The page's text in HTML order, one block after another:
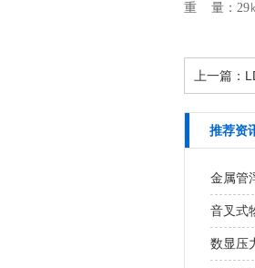
重 量：29
上一篇：
推荐资
金属管
音叉式
数显压